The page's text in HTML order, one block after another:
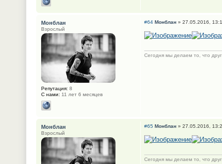
#64 Монблан» 27.05.2016,
Сегодня мы делаем то, что
Монблан
Взрослый
Репутация: 8
С нами: 11 лет 6 месяцев
#65 Монблан» 27.05.2016,
Сегодня мы делаем то, что
Монблан
Взрослый